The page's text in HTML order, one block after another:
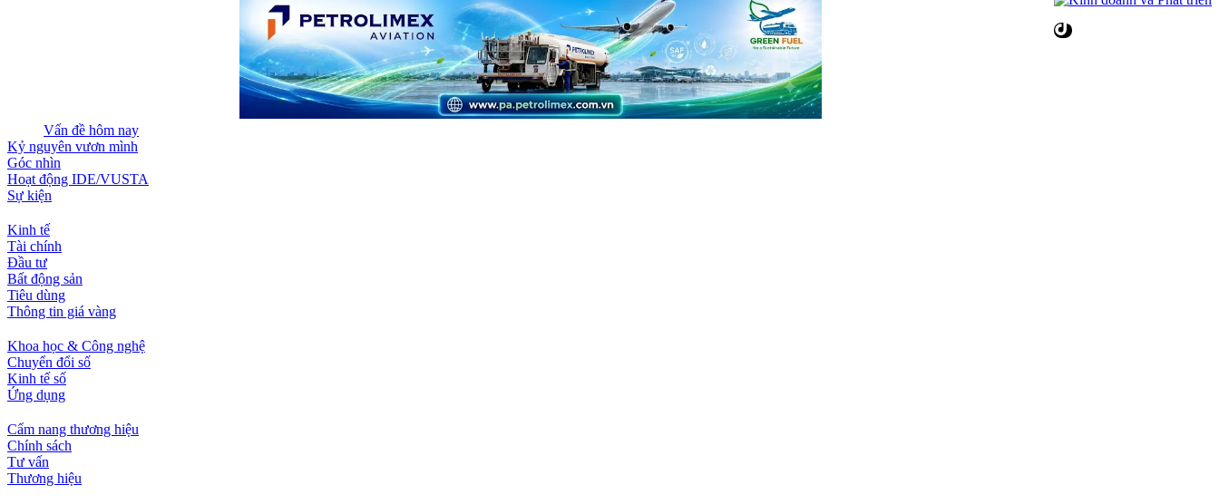
Vấn đề hôm nay
Kỷ nguyên vươn mình
Góc nhìn
Hoạt động IDE/VUSTA
Sự kiện
Kinh tế
Tài chính
Đầu tư
Bất động sản
Tiêu dùng
Thông tin giá vàng
Khoa học & Công nghệ
Chuyển đổi số
Kinh tế số
Ứng dụng
Cẩm nang thương hiệu
Chính sách
Tư vấn
Thương hiệu